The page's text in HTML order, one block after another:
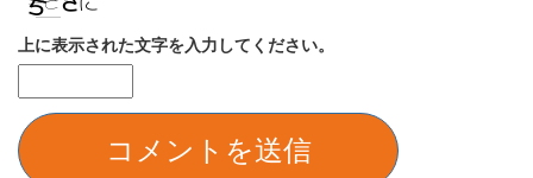
上に表示された文字を入力してください。